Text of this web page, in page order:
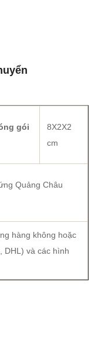
gói
8X2X2
cm
Quảng Châu
hàng không hoặc
DHL) và các hình